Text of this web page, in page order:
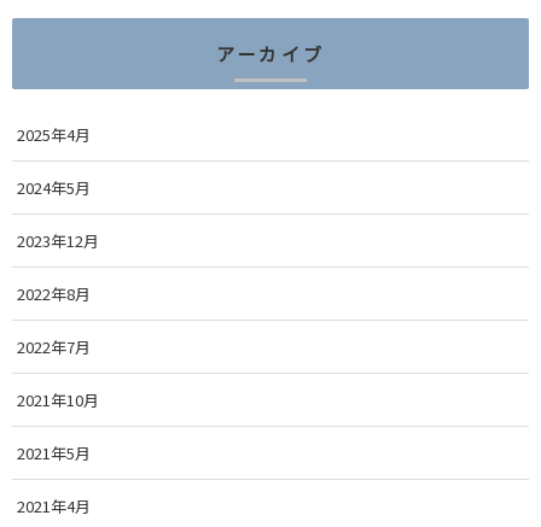
アーカイブ
2025年4月
2024年5月
2023年12月
2022年8月
2022年7月
2021年10月
2021年5月
2021年4月